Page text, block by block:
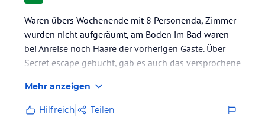
Waren übers Wochenende mit 8 Personenda, Zimmer
wurden nicht aufgeräumt, am Boden im Bad waren
bei Anreise noch Haare der vorherigen Gäste. Über
Secret escape gebucht, gab es auch das versprochene
Mehr anzeigen
Hilfreich Teilen